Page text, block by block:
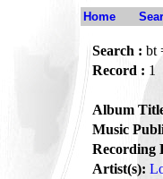
Home
Search : bt
Record : 1
Album
Music
Recording
Artist(s):